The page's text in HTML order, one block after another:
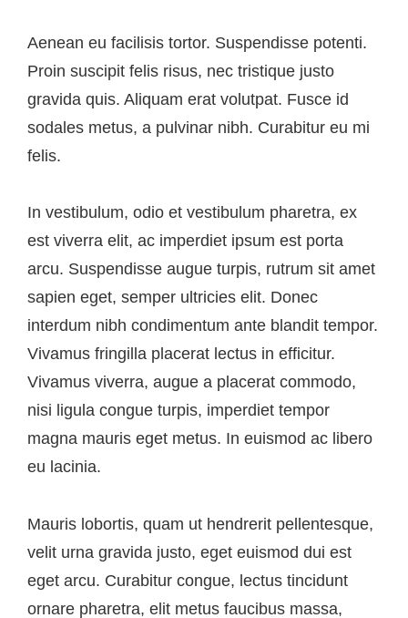
Aenean eu facilisis tortor. Suspendisse potenti.
Proin suscipit felis risus, nec tristique justo
gravida quis. Aliquam erat volutpat. Fusce id
sodales metus, a pulvinar nibh. Curabitur eu mi
felis.
In vestibulum, odio et vestibulum pharetra, ex
est viverra elit, ac imperdiet ipsum est porta
arcu. Suspendisse augue turpis, rutrum sit amet
sapien eget, semper ultricies elit. Donec
interdum nibh condimentum ante blandit tempor.
Vivamus fringilla placerat lectus in efficitur.
Vivamus viverra, augue a placerat commodo,
nisi ligula congue turpis, imperdiet tempor
magna mauris eget metus. In euismod ac libero
eu lacinia.
Mauris lobortis, quam ut hendrerit pellentesque,
velit urna gravida justo, eget euismod dui est
eget arcu. Curabitur congue, lectus tincidunt
ornare pharetra, elit metus faucibus massa,